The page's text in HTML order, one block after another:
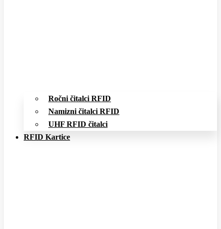
Ročni čitalci RFID
Namizni čitalci RFID
UHF RFID čitalci
RFID Kartice